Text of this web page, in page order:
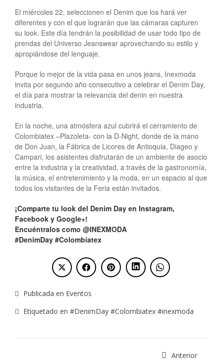
El miércoles 22, seleccionen el Denim que los hará ver
diferentes y con el que lograrán que las cámaras capturen
su look. Este día tendrán la posibilidad de usar todo tipo de
prendas del Universo Jeanswear aprovechando su estilo y
apropiándose del lenguaje.
Porque lo mejor de la vida pasa en unos jeans, Inexmoda
invita por segundo año consecutivo a celebrar el Denim Day,
el día para mostrar la relevancia del denin en nuestra
industria.
En la noche, una atmósfera azul cubrirá el cerramiento de
Colombiatex –Plazoleta- con la D-Night, donde de la mano
de Don Juan, la Fábrica de Licores de Antioquia, Diageo y
Campari, los asistentes disfrutarán de un ambiente de asocio
entre la industria y la creatividad, a través de la gastronomía,
la música, el entretenimiento y la moda, en un espacio al que
todos los visitantes de la Feria están invitados.
¡Comparte tu look del Denim Day en Instagram,
Facebook y Google+!
Encuéntralos como @INEXMODA
#DenimDay #Colombiatex
Publicada en Eventos
Etiquetado en #DenimDay #Colombiatex #inexmoda
Anterior